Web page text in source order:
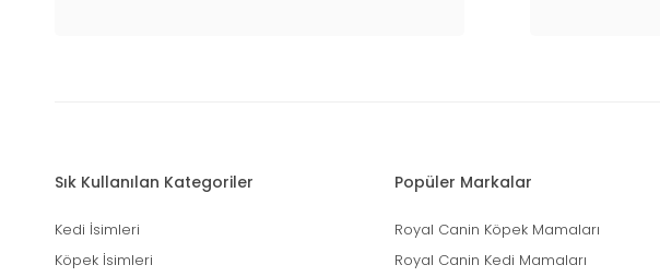
Sık Kullanılan Kategoriler
Kedi İsimleri
Köpek İsimleri
Popüler Markalar
Royal Canin Köpek Mamaları
Royal Canin Kedi Mamaları